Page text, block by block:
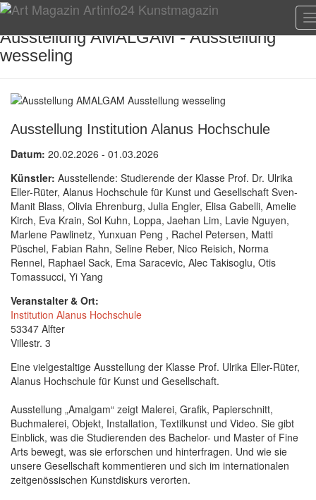
Ausstellung AMALGAM - Ausstellung
wesseling
Ausstellung Institution Alanus Hochschule
Datum: 20.02.2026 - 01.03.2026
Künstler: Ausstellende: Studierende der Klasse Prof. Dr. Ulrika
Eller-Rüter, Alanus Hochschule für Kunst und Gesellschaft Sven-
Manit Blass, Olivia Ehrenburg, Julia Engler, Elisa Gabelli, Amelie
Kirch, Eva Krain, Sol Kuhn, Loppa, Jaehan Lim, Lavie Nguyen,
Marlene Pawlinetz, Yunxuan Peng , Rachel Petersen, Matti
Püschel, Fabian Rahn, Seline Reber, Nico Reisich, Norma
Rennel, Raphael Sack, Ema Saracevic, Alec Takisoglu, Otis
Tomassucci, Yi Yang
Veranstalter & Ort:
Institution Alanus Hochschule
53347 Alfter
Villestr. 3
Eine vielgestaltige Ausstellung der Klasse Prof. Ulrika Eller-Rüter,
Alanus Hochschule für Kunst und Gesellschaft.
Ausstellung „Amalgam“ zeigt Malerei, Grafik, Papierschnitt,
Buchmalerei, Objekt, Installation, Textilkunst und Video. Sie gibt
Einblick, was die Studierenden des Bachelor- und Master of Fine
Arts bewegt, was sie erforschen und hinterfragen. Und wie sie
unsere Gesellschaft kommentieren und sich im internationalen
zeitgenössischen Kunstdiskurs verorten.